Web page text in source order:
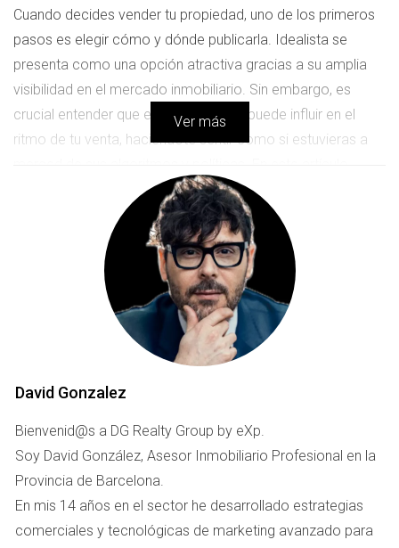
Cuando decides vender tu propiedad, uno de los primeros
pasos es elegir cómo y dónde publicarla. Idealista se
presenta como una opción atractiva gracias a su amplia
visibilidad en el mercado inmobiliario. Sin embargo, es
crucial entender que esta plataforma puede influir en el
ritmo de tu venta, haciéndote sentir como si estuvieras a
exploraremos por qué es fundamental tomar las riendas de
tu proceso de venta y cómo un agente inmobiliario puede
ser tu mejor aliado para lograrlo. Al final del día, lo que
realmente deseas es vender tu propiedad al mejor precio y
en el menor tiempo posible, sin dejar que una plataforma
dicte tus decisiones.
¿POR QUÉ EVITAR QUE
IDEALISTA MARQUE EL RITMO
DE TU VENTA?
Cuando te enfrentas al proceso de venta, es fácil caer en la
trampa de seguir las recomendaciones del portal sin
cuestionarlas. Idealista ofrece herramientas útiles, pero
Ver más
David Gonzalez
Bienvenid@s a DG Realty Group by eXp.
Soy David González, Asesor Inmobiliario Profesional en la
Provincia de Barcelona.
En mis 14 años en el sector he desarrollado estrategias
comerciales y tecnológicas de marketing avanzado para